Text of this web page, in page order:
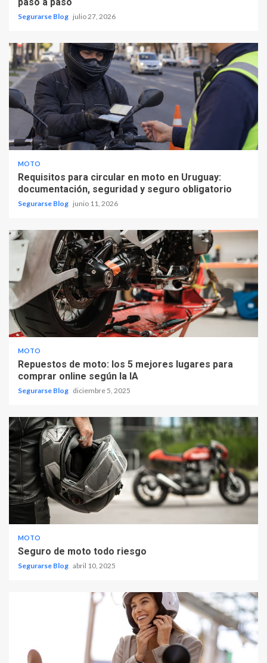
paso a paso
Segurarse Blog julio 27, 2026
MOTO
Requisitos para circular en moto en Uruguay:
documentación, seguridad y seguro obligatorio
Segurarse Blog junio 11, 2026
MOTO
Repuestos de moto: los 5 mejores lugares para
comprar online según la IA
Segurarse Blog diciembre 5, 2025
MOTO
Seguro de moto todo riesgo
Segurarse Blog abril 10, 2025